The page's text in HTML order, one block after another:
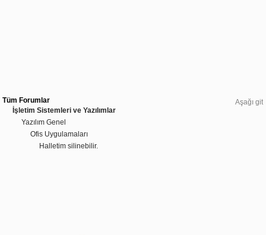
Aşağı git
Tüm Forumlar
İşletim Sistemleri ve Yazılımlar
Yazılım Genel
Ofis Uygulamaları
Halletim silinebilir.